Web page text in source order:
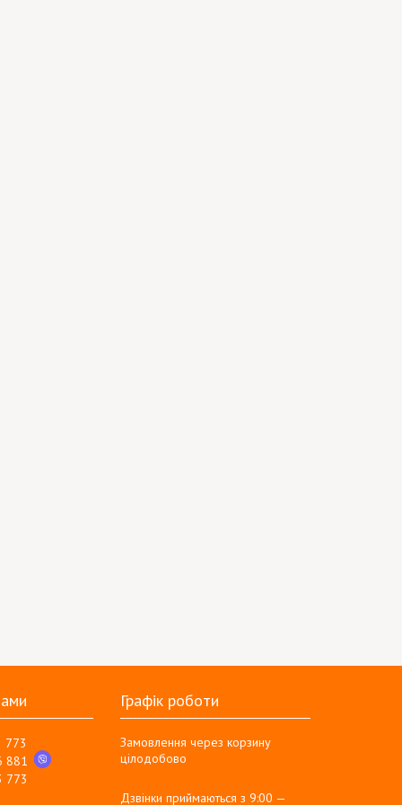
773
881
773
Графік роботи
Замовлення через корзину
цілодобово
Дзвінки приймаються з 9:00 —